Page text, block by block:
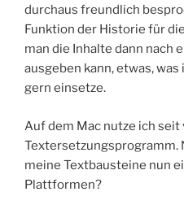
durchaus freundlich
Funktion der Historie für
man die Inhalte dann nach
ausgeben kann, etwas,
gern einsetze.
Auf dem Mac nutze ich seit
Textersetzungsprogramm.
meine Textbausteine nun
Plattformen?